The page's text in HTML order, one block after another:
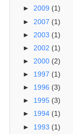
► 2009 (1)
► 2007 (1)
► 2003 (1)
► 2002 (1)
► 2000 (2)
► 1997 (1)
► 1996 (3)
► 1995 (3)
► 1994 (1)
► 1993 (1)